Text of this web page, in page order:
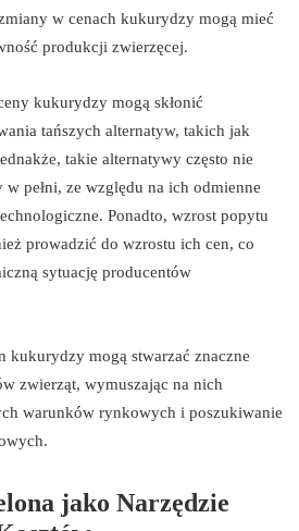
w cenach kukurydzy mogą mieć
produkcji zwierzęcej.
kukurydzy mogą skłonić
tańszych alternatyw, takich jak
takie alternatywy często nie
pełni, ze względu na ich odmienne
Ponadto, wzrost popytu
prowadzić do wzrostu ich cen, co
sytuację producentów
kukurydzy mogą stwarzać znaczne
zwierząt, wymuszając na nich
warunków rynkowych i poszukiwanie
jako Narzędzie